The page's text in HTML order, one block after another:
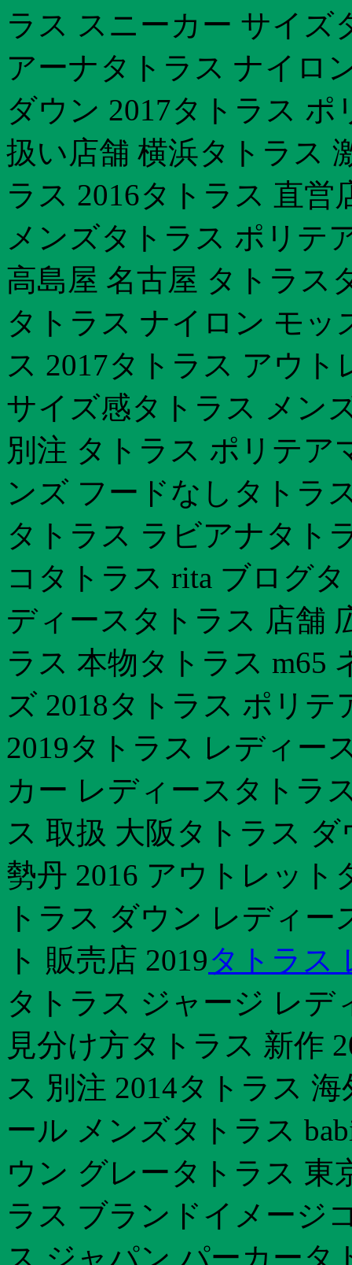
ラス スニーカー サイズ
アーナタトラス ナイロ
ダウン 2017タトラス ポ
扱い店舗 横浜タトラス
ラス 2016タトラス 直
メンズタトラス ポリテ
高島屋 名古屋 タトラス
タトラス ナイロン モ
ス 2017タトラス アウ
サイズ感タトラス メン
別注 タトラス ポリテア
ンズ フードなしタトラ
タトラス ラビアナタト
コタトラス rita ブログ
ディースタトラス 店舗
ラス 本物タトラス m65
ズ 2018タトラス ポリ
2019タトラス レディー
カー レディースタトラ
ス 取扱 大阪タトラス
勢丹 2016 アウトレッ
トラス ダウン レディ
ト 販売店 2019タトラス
タトラス ジャージ レデ
見分け方タトラス 新作
ス 別注 2014タトラス
ール メンズタトラス
ウン グレータトラス 東
ラス ブランドイメージ
ス ジャパン パーカー